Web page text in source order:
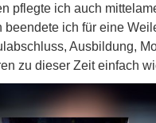
pflegte ich auch
beendete ich für eine
Ausbildung,
zu dieser Zeit einfach